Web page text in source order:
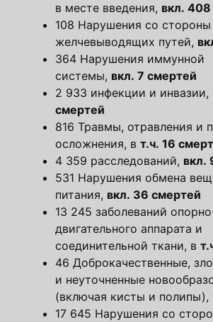
в месте введения, вкл.
108 Нарушения со стороны
желчевыводящих путей,
364 Нарушения иммунной
системы, вкл. 7 смертей
2 933 инфекции и инвазии,
смертей
816 Травмы, отравления и
осложнения, в т.ч. 16
4 359 расследований, вкл.
531 Нарушения обмена
питания, вкл. 36 смертей
13 245 заболеваний
двигательного аппарата и
соединительной ткани, в
46 Доброкачественные,
и неуточненные
(включая кисты и полипы),
17 645 Нарушения со